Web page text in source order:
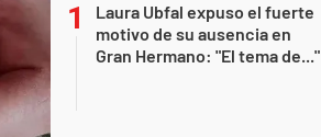
Laura Ubfal expuso el fuerte
motivo de su ausencia en
Gran Hermano: "El tema de..."